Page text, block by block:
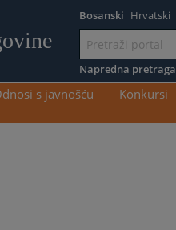
sadržaj
Bosanski Hrvatski
Napredna pretraga
s javnošću Konkursi